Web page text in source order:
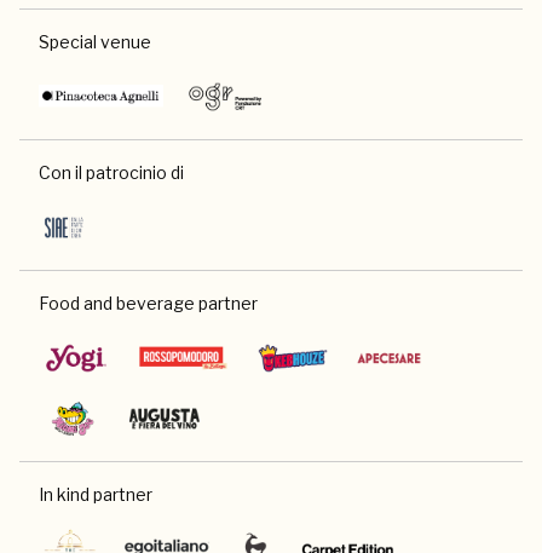
Special venue
Con il patrocinio di
Food and beverage partner
In kind partner